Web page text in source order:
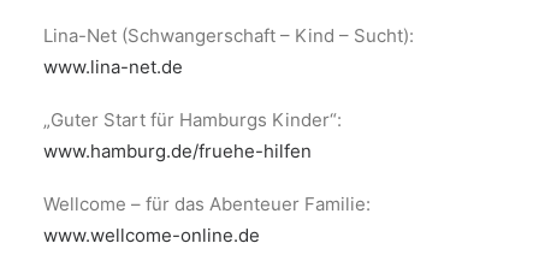
Lina-Net (Schwangerschaft – Kind – Sucht):
www.lina-net.de
„Guter Start für Hamburgs Kinder“:
www.hamburg.de/fruehe-hilfen
Wellcome – für das Abenteuer Familie:
www.wellcome-online.de